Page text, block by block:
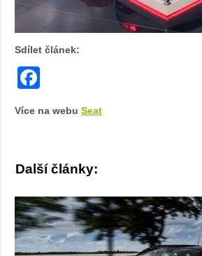
Sdílet článek:
Více na webu Seat
Další články: